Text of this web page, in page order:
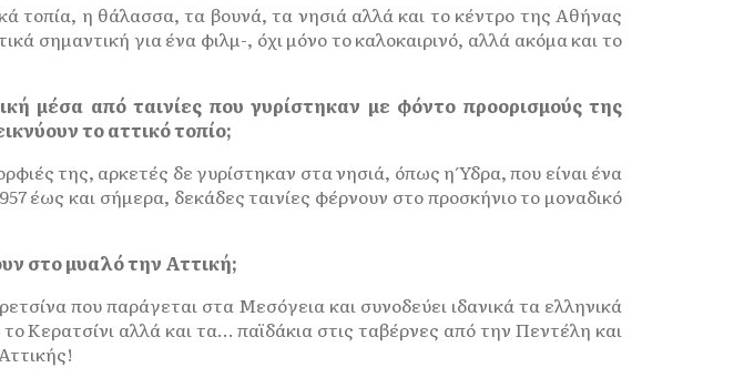
τοπία, η θάλασσα, τα βουνά, τα νησιά αλλά και το κέντρο της Αθήνας
σημαντική για ένα φιλμ-, όχι μόνο το καλοκαιρινό, αλλά ακόμα και το
μέσα από ταινίες που γυρίστηκαν με φόντο προορισμούς της
το αττικό τοπίο;
της, αρκετές δε γυρίστηκαν στα νησιά, όπως η Ύδρα, που είναι ένα
έως και σήμερα, δεκάδες ταινίες φέρνουν στο προσκήνιο το μοναδικό
στο μυαλό την Αττική;
που παράγεται στα Μεσόγεια και συνοδεύει ιδανικά τα ελληνικά
Κερατσίνι αλλά και τα… παϊδάκια στις ταβέρνες από την Πεντέλη και